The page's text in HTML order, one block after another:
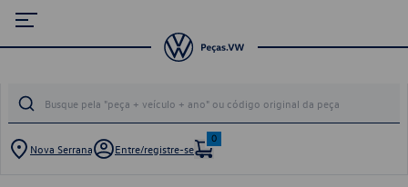
Nova Serrana Entre/registre-se
0